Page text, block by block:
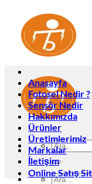
Ara:
Ara:
Anasayfa
Fotosel Nedir ?
Sensör Nedir
Hakkımızda
Ürünler
Üretimlerimiz
Markalar
İletişim
Online Satış